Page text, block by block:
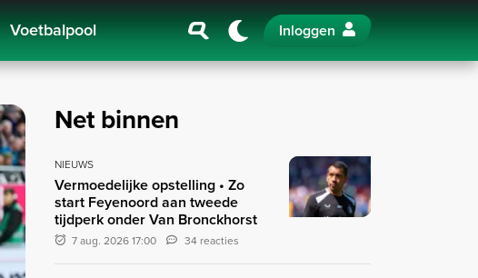
Voetbalpool Inloggen
Net binnen
NIEUWS
Vermoedelijke opstelling • Zo
start Feyenoord aan tweede
tijdperk onder Van Bronckhorst
7 aug. 2026 17:00 34 reacties